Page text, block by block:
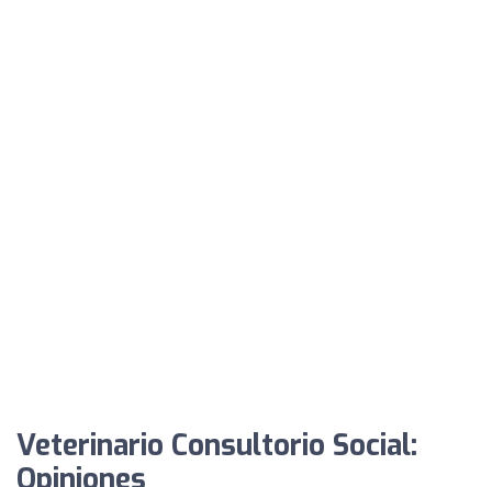
Veterinario Consultorio Social: